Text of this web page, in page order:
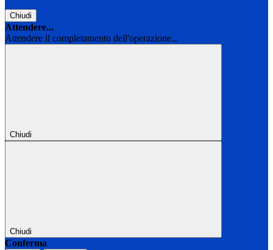
Chiudi
Attendere...
Attendere il completamento dell'operazione...
Chiudi
Chiudi
Conferma